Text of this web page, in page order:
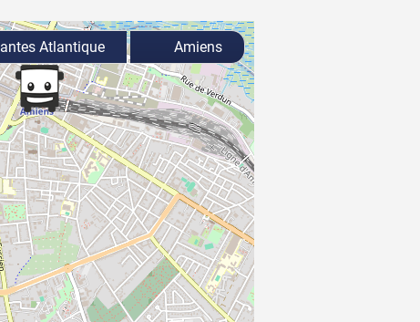
Atlantique Amiens